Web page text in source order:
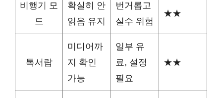
비행기 모
드
확실히 안
읽음 유지
번거롭고
실수 위험
★★
톡서랍
미디어까
지 확인
가능
일부 유
료, 설정
필요
★★